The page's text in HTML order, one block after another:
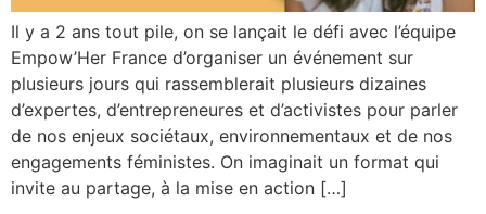
Il y a 2 ans tout pile, on se lançait le défi avec l’équipe
Empow’Her France d’organiser un événement sur
plusieurs jours qui rassemblerait plusieurs dizaines
d’expertes, d’entrepreneures et d’activistes pour parler
de nos enjeux sociétaux, environnementaux et de nos
engagements féministes. On imaginait un format qui
invite au partage, à la mise en action […]